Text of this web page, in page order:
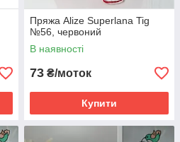
Пряжа Alize Superlana Tig
№56, червоний
В наявності
73 ₴/моток
Купити